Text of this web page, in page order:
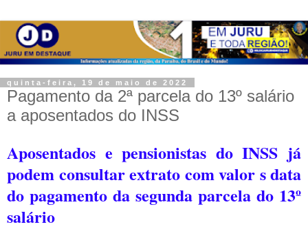
quinta-feira, 19 de maio de 2022
Pagamento da 2ª parcela do 13º salário
a aposentados do INSS
Aposentados e pensionistas do INSS já
podem consultar extrato com valor s data
do pagamento da segunda parcela do 13º
salário